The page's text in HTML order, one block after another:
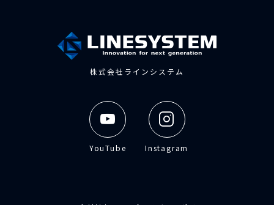
株式会社ラインシステム
YouTube Instagram